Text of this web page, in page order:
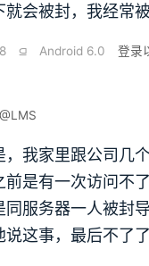
就会被封，我经常
⫑ Android 6.0 登录
@LMS
，我家里跟公司几
前是有一次访问不
同服务器一人被封
说这事，最后不了了